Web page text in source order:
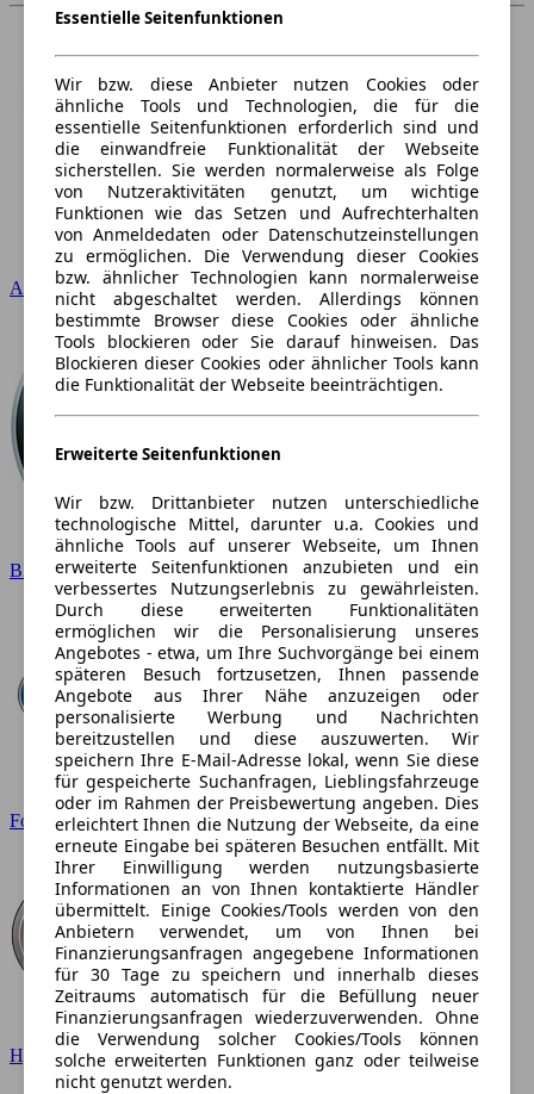
Audi
BMW
Ford
Hyundai
Essentielle Seitenfunktionen
Wir bzw. diese Anbieter nutzen Cookies oder
ähnliche Tools und Technologien, die für die
essentielle Seitenfunktionen erforderlich sind und
die einwandfreie Funktionalität der Webseite
sicherstellen. Sie werden normalerweise als Folge
von Nutzeraktivitäten genutzt, um wichtige
Funktionen wie das Setzen und Aufrechterhalten
von Anmeldedaten oder Datenschutzeinstellungen
zu ermöglichen. Die Verwendung dieser Cookies
bzw. ähnlicher Technologien kann normalerweise
nicht abgeschaltet werden. Allerdings können
bestimmte Browser diese Cookies oder ähnliche
Tools blockieren oder Sie darauf hinweisen. Das
Blockieren dieser Cookies oder ähnlicher Tools kann
die Funktionalität der Webseite beeinträchtigen.
Erweiterte Seitenfunktionen
Wir bzw. Drittanbieter nutzen unterschiedliche
technologische Mittel, darunter u.a. Cookies und
ähnliche Tools auf unserer Webseite, um Ihnen
erweiterte Seitenfunktionen anzubieten und ein
verbessertes Nutzungserlebnis zu gewährleisten.
Durch diese erweiterten Funktionalitäten
ermöglichen wir die Personalisierung unseres
Angebotes - etwa, um Ihre Suchvorgänge bei einem
späteren Besuch fortzusetzen, Ihnen passende
Angebote aus Ihrer Nähe anzuzeigen oder
personalisierte Werbung und Nachrichten
bereitzustellen und diese auszuwerten. Wir
speichern Ihre E-Mail-Adresse lokal, wenn Sie diese
für gespeicherte Suchanfragen, Lieblingsfahrzeuge
oder im Rahmen der Preisbewertung angeben. Dies
erleichtert Ihnen die Nutzung der Webseite, da eine
erneute Eingabe bei späteren Besuchen entfällt. Mit
Ihrer Einwilligung werden nutzungsbasierte
Informationen an von Ihnen kontaktierte Händler
übermittelt. Einige Cookies/Tools werden von den
Anbietern verwendet, um von Ihnen bei
Finanzierungsanfragen angegebene Informationen
für 30 Tage zu speichern und innerhalb dieses
Zeitraums automatisch für die Befüllung neuer
Finanzierungsanfragen wiederzuverwenden. Ohne
die Verwendung solcher Cookies/Tools können
solche erweiterten Funktionen ganz oder teilweise
nicht genutzt werden.